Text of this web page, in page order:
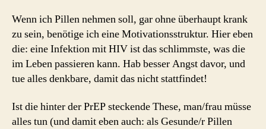
Wenn ich Pillen nehmen soll, gar ohne überhaupt krank
zu sein, benötige ich eine Motivationsstruktur. Hier eben
die: eine Infektion mit HIV ist das schlimmste, was die
im Leben passieren kann. Hab besser Angst davor, und
tue alles denkbare, damit das nicht stattfindet!
Ist die hinter der PrEP steckende These, man/frau müsse
alles tun (und damit eben auch: als Gesunde/r Pillen